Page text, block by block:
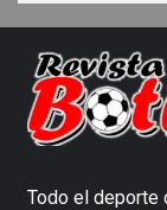
Todo el deporte